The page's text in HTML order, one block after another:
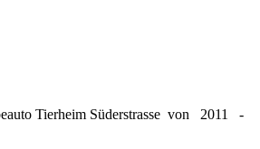
Tierheim Süderstrasse von 2011 -